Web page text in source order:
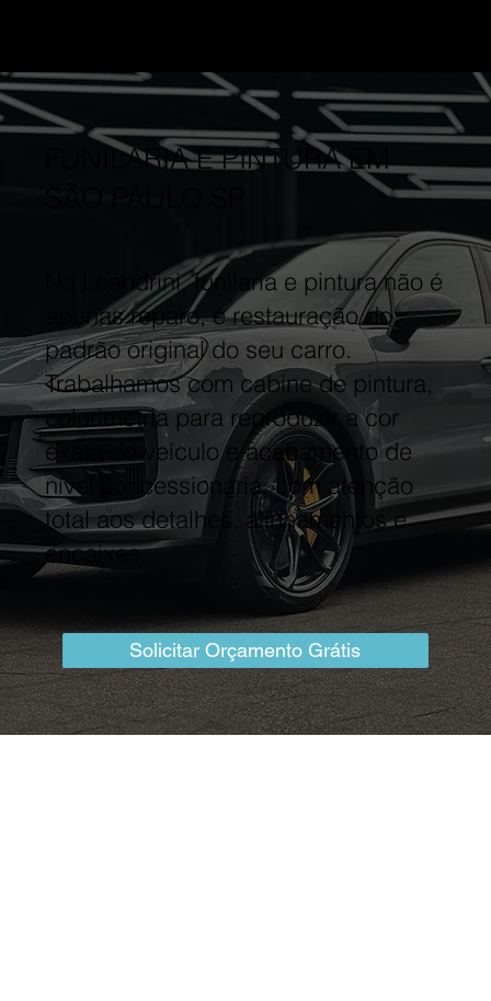
FUNILARIA E PINTURA EM
Na Leandrini, funilaria e pintura não é
apenas reparo, é restauração do
padrão original do seu carro.
Trabalhamos com cabine de pintura,
colorimetria para reproduzir a cor
exata do veículo e acabamento de
nível concessionária, com atenção
total aos detalhes, alinhamentos e
encaixes.
Solicitar Orçamento Grátis